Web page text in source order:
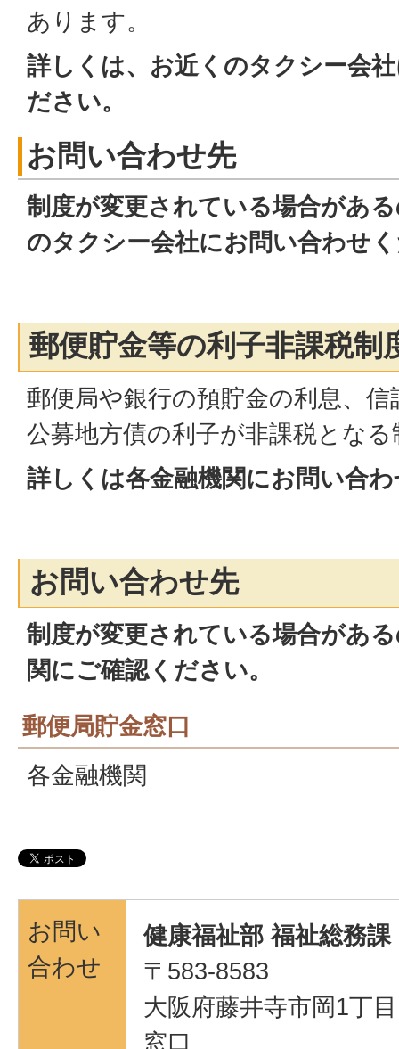
あります。
詳しくは、お近くのタクシー会
ださい。
お問い合わせ先
制度が変更されている場合があ
のタクシー会社にお問い合わせ
郵便貯金等の利子非課税制
郵便局や銀行の預貯金の利息、
公募地方債の利子が非課税とな
詳しくは各金融機関にお問い合
お問い合わせ先
制度が変更されている場合があ
関にご確認ください。
郵便局貯金窓口
各金融機関
お問い
合わせ
健康福祉部 福祉総務課
〒583-8583
大阪府藤井寺市岡1丁
窓口